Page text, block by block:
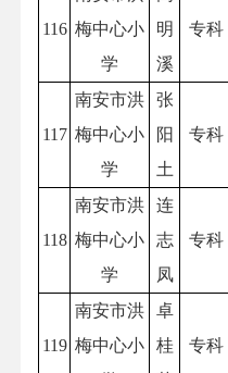
116 梅中心小
学
明
溪
专科
117
南安市洪
梅中心小
学
张
阳
土
专科
118
南安市洪
梅中心小
学
连
志
凤
专科
119
南安市洪
梅中心小
卓
桂
专科